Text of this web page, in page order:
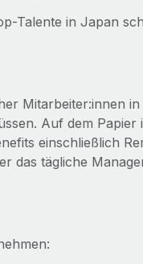
Talente in Japan
Mitarbeiter:innen
Auf dem Papier
einschließlich
das tägliche